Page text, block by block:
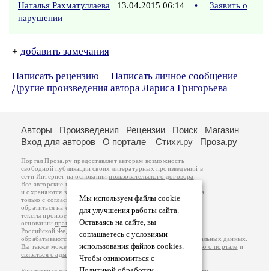
Наталья Рахматуллаева 13.04.2015 06:14 •
Заявить о
нарушении
+ добавить замечания
Написать рецензию
Написать личное сообщение
Другие произведения автора Лариса Григорьева
Мы используем файлы cookie
для улучшения работы сайта.
Оставаясь на сайте, вы
соглашаетесь с условиями
использования файлов cookies.
Чтобы ознакомиться с
Авторы Произведения Рецензии Поиск
Магазин
Вход для авторов
О портале Стихи.ру Проза.ру
Портал Проза.ру предоставляет авторам возможность
свободной публикации своих литературных произведений в
сети Интернет на основаниипользовательского договора
Все авторские права на произведения принадлежат авторам
и охраняются законом
. Перепечатка произведений возможна
только с согласия его автора, к которому вы можете
обратиться на его авторской странице. Ответственность за
тексты произведений авторы несут самостоятельно на
основанииправил публикацииизаконодательства
Российской Федерации
обрабатываются на основанииПолитики обработки персональных данных
Вы также можете посмотреть более подробнуюинформацию о портале и
связаться с администрацией